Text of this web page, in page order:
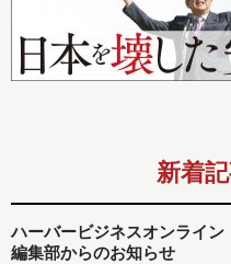
新着
ハーバービジネスオンライン
編集部からのお知らせ